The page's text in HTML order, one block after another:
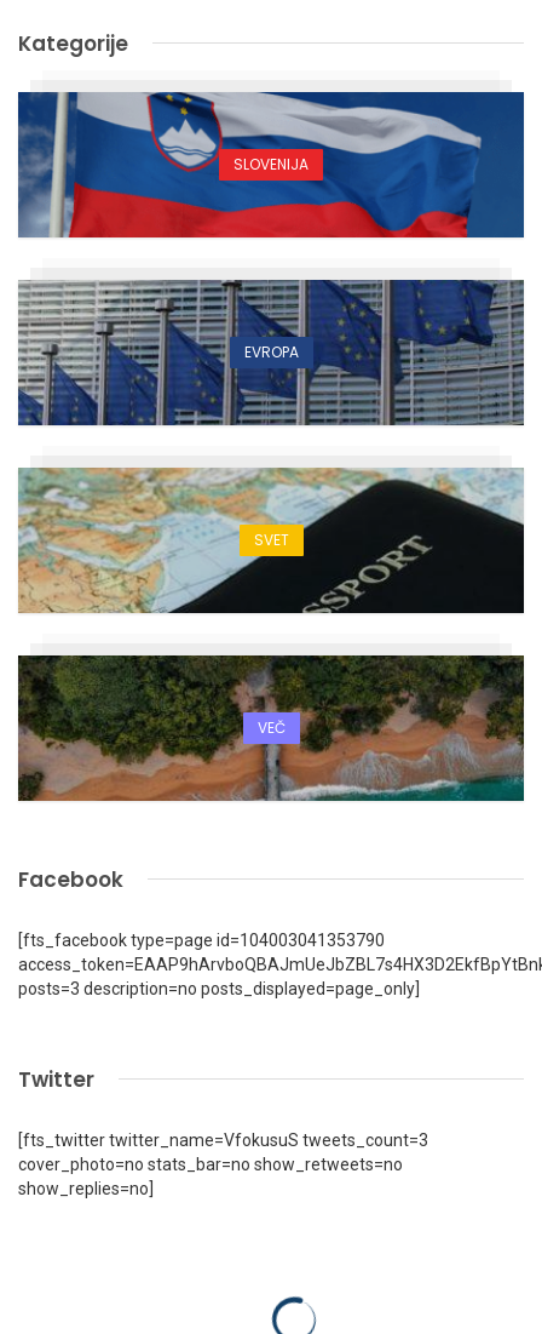
Kategorije
SLOVENIJA
EVROPA
SVET
VEČ
Facebook
[fts_facebook type=page id=104003041353790
posts=3 description=no posts_displayed=page_only]
Twitter
[fts_twitter twitter_name=VfokusuS tweets_count=3
cover_photo=no stats_bar=no show_retweets=no
show_replies=no]